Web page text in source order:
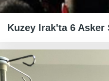
Kuzey Irak'ta 6 Asker